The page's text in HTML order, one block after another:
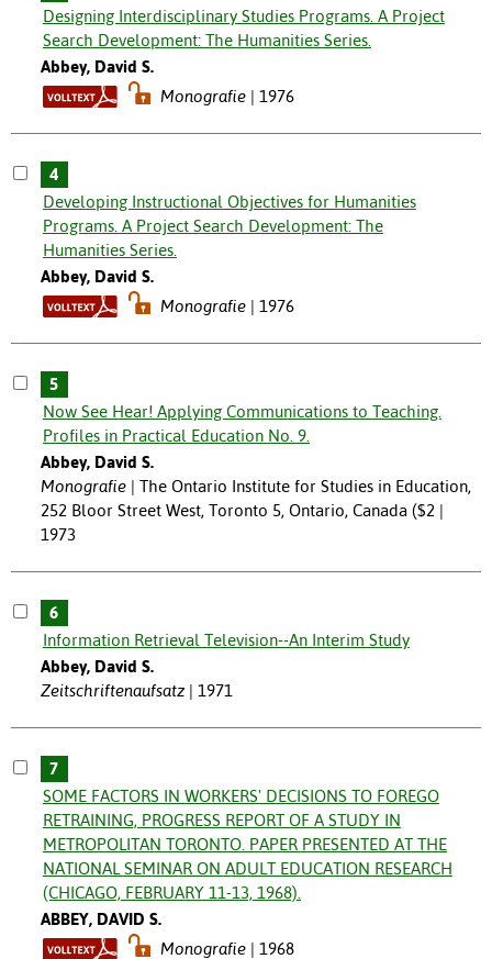
Designing Interdisciplinary Studies Programs. A Project
Search Development: The Humanities Series.
Abbey, David S.
Monografie
1976
4
Developing Instructional Objectives for Humanities
Programs. A Project Search Development: The
Humanities Series.
Abbey, David S.
Monografie
1976
5
Now See Hear! Applying Communications to Teaching.
Profiles in Practical Education No. 9.
Abbey, David S.
Monografie
The Ontario Institute for Studies in Education,
252 Bloor Street West, Toronto 5, Ontario, Canada ($2 |
1973
6
Information Retrieval Television--An Interim Study
Abbey, David S.
Zeitschriftenaufsatz
1971
7
SOME FACTORS IN WORKERS' DECISIONS TO FOREGO
RETRAINING, PROGRESS REPORT OF A STUDY IN
METROPOLITAN TORONTO. PAPER PRESENTED AT THE
NATIONAL SEMINAR ON ADULT EDUCATION RESEARCH
(CHICAGO, FEBRUARY 11-13, 1968).
ABBEY, DAVID S.
Monografie
1968